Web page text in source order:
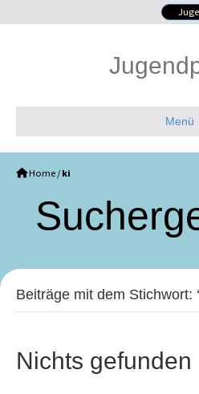
Menü
Home / ki
Beiträge mit dem Stichwort:
Nichts gefunden